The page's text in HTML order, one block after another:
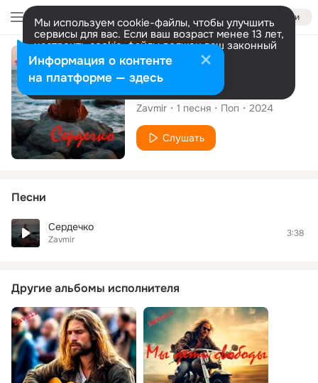
Войти
Мы используем cookie-файлы, чтобы улучшить
сервисы для вас. Если ваш возраст менее 13 лет,
настроить cookie-файлы должен ваш законный
представитель. Больше информации
Разрешить все Настроить
Сингл
Сердечко
Zavmir 1 песня Поп 2024
Слушать
Песни
Сердечко
Zavmir
3:38
Другие альбомы исполнителя
Информация о контенте
на платформе — здесь